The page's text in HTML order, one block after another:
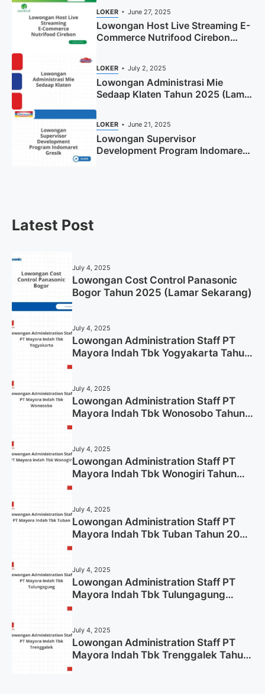
LOKER June 27, 2025
Lowongan Host Live Streaming E-
Commerce Nutrifood Cirebon
LOKER July 2, 2025
Lowongan Administrasi Mie
Sedaap Klaten Tahun 2025 (Lamar
LOKER June 21, 2025
Lowongan Supervisor
Development Program Indomaret
Latest Post
July 4, 2025
Lowongan Cost Control Panasonic
Bogor Tahun 2025 (Lamar Sekarang)
July 4, 2025
Lowongan Administration Staff PT
Mayora Indah Tbk Yogyakarta Tahun
July 4, 2025
Lowongan Administration Staff PT
Mayora Indah Tbk Wonosobo Tahun
July 4, 2025
Lowongan Administration Staff PT
Mayora Indah Tbk Wonogiri Tahun
July 4, 2025
Lowongan Administration Staff PT
Mayora Indah Tbk Tuban Tahun 2025
July 4, 2025
Lowongan Administration Staff PT
Mayora Indah Tbk Tulungagung
July 4, 2025
Lowongan Administration Staff PT
Mayora Indah Tbk Trenggalek Tahun